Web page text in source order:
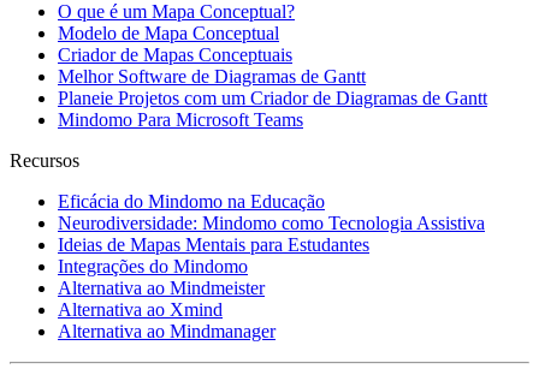
O que é um Mapa Conceptual?
Modelo de Mapa Conceptual
Criador de Mapas Conceptuais
Melhor Software de Diagramas de Gantt
Planeie Projetos com um Criador de Diagramas de Gantt
Mindomo Para Microsoft Teams
Recursos
Eficácia do Mindomo na Educação
Neurodiversidade: Mindomo como Tecnologia Assistiva
Ideias de Mapas Mentais para Estudantes
Integrações do Mindomo
Alternativa ao Mindmeister
Alternativa ao Xmind
Alternativa ao Mindmanager